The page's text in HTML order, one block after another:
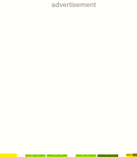
advertisement